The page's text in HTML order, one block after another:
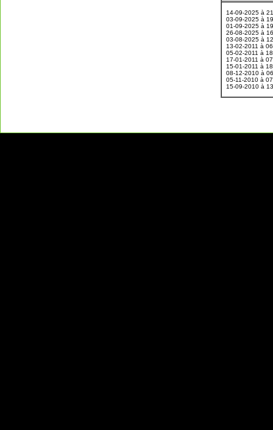
14-09-2025 à
03-09-2025 à
01-09-2025 à
26-08-2025 à
03-08-2025 à
13-02-2011 à
05-02-2011 à
17-01-2011 à
15-01-2011 à
08-12-2010 à
05-11-2010 à
15-09-2010 à